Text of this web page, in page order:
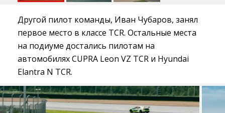
Другой пилот команды, Иван Чубаров, занял
первое место в классе TCR. Остальные места
на подиуме достались пилотам на
автомобилях CUPRA Leon VZ TCR и Hyundai
Elantra N TCR.